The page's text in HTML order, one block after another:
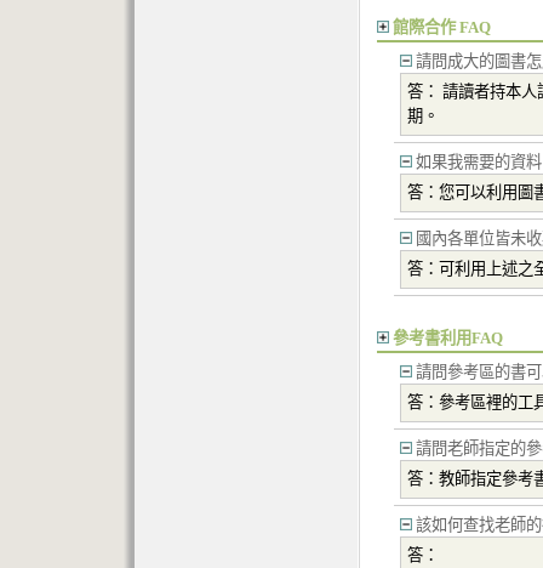
館際合作 FAQ
請問成大的圖書
答： 請讀者持本
期。
如果我需要的資
答：您可以利用圖
國內各單位皆未
答：可利用上述之
參考書利用FAQ
請問參考區的書
答：參考區裡的工
請問老師指定的
答：教師指定參考
該如何查找老師
答：